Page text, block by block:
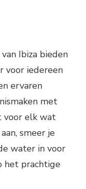
Ibiza bieden
voor iedereen
ervaren
met
voor elk wat
smeer je
water in voor
het prachtige